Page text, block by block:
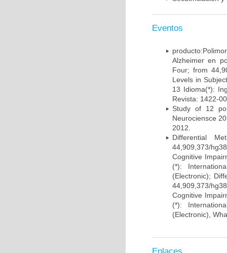
Eventos
Alzheimer en
Four; from
Levels in
13 Idioma(*):
Revista: 1422-
Study of 12
Neurociensce
2012.
Differential
44,909,373/
Cognitive
(*):
(Electronic);
44,909,373/
Cognitive
(*):
(Electronic),